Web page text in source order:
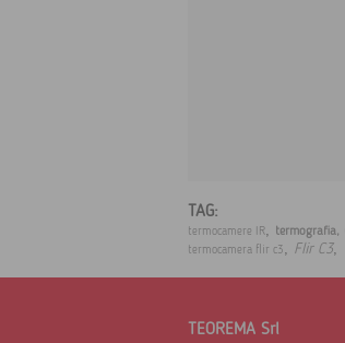
TAG:
termocamere IR, termografia,
termocamera flir c3, Flir C3,
TEOREMA Srl